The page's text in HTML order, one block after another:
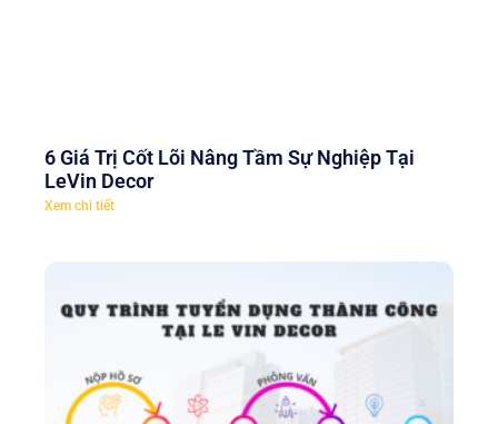
6 Giá Trị Cốt Lõi Nâng Tầm Sự Nghiệp Tại
LeVin Decor
Xem chi tiết